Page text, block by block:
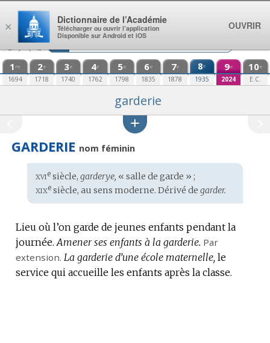
Aller au contenu
1 re
1694
2e
1718
3e
1740
4e
1762
5e
1798
6e
1835
7e
1878
8e
1935
9e
2024
10e
E.C.
garderie
GARDERIE nom féminin
Étymologie
:
xviesiècle, garderye, « salle de garde » ;
xixesiècle, au sens moderne. Dérivé de garder.
Lieu où l’on garde de jeunes enfants pendant la
journée. Amener ses enfants à la garderie. Par
extension. La garderie d’une école maternelle, le
service qui accueille les enfants après la classe.
×
Dictionnaire de l’Académie
Télécharger ou ouvrir l’application
Disponible sur Android et iOS
OUVRIR